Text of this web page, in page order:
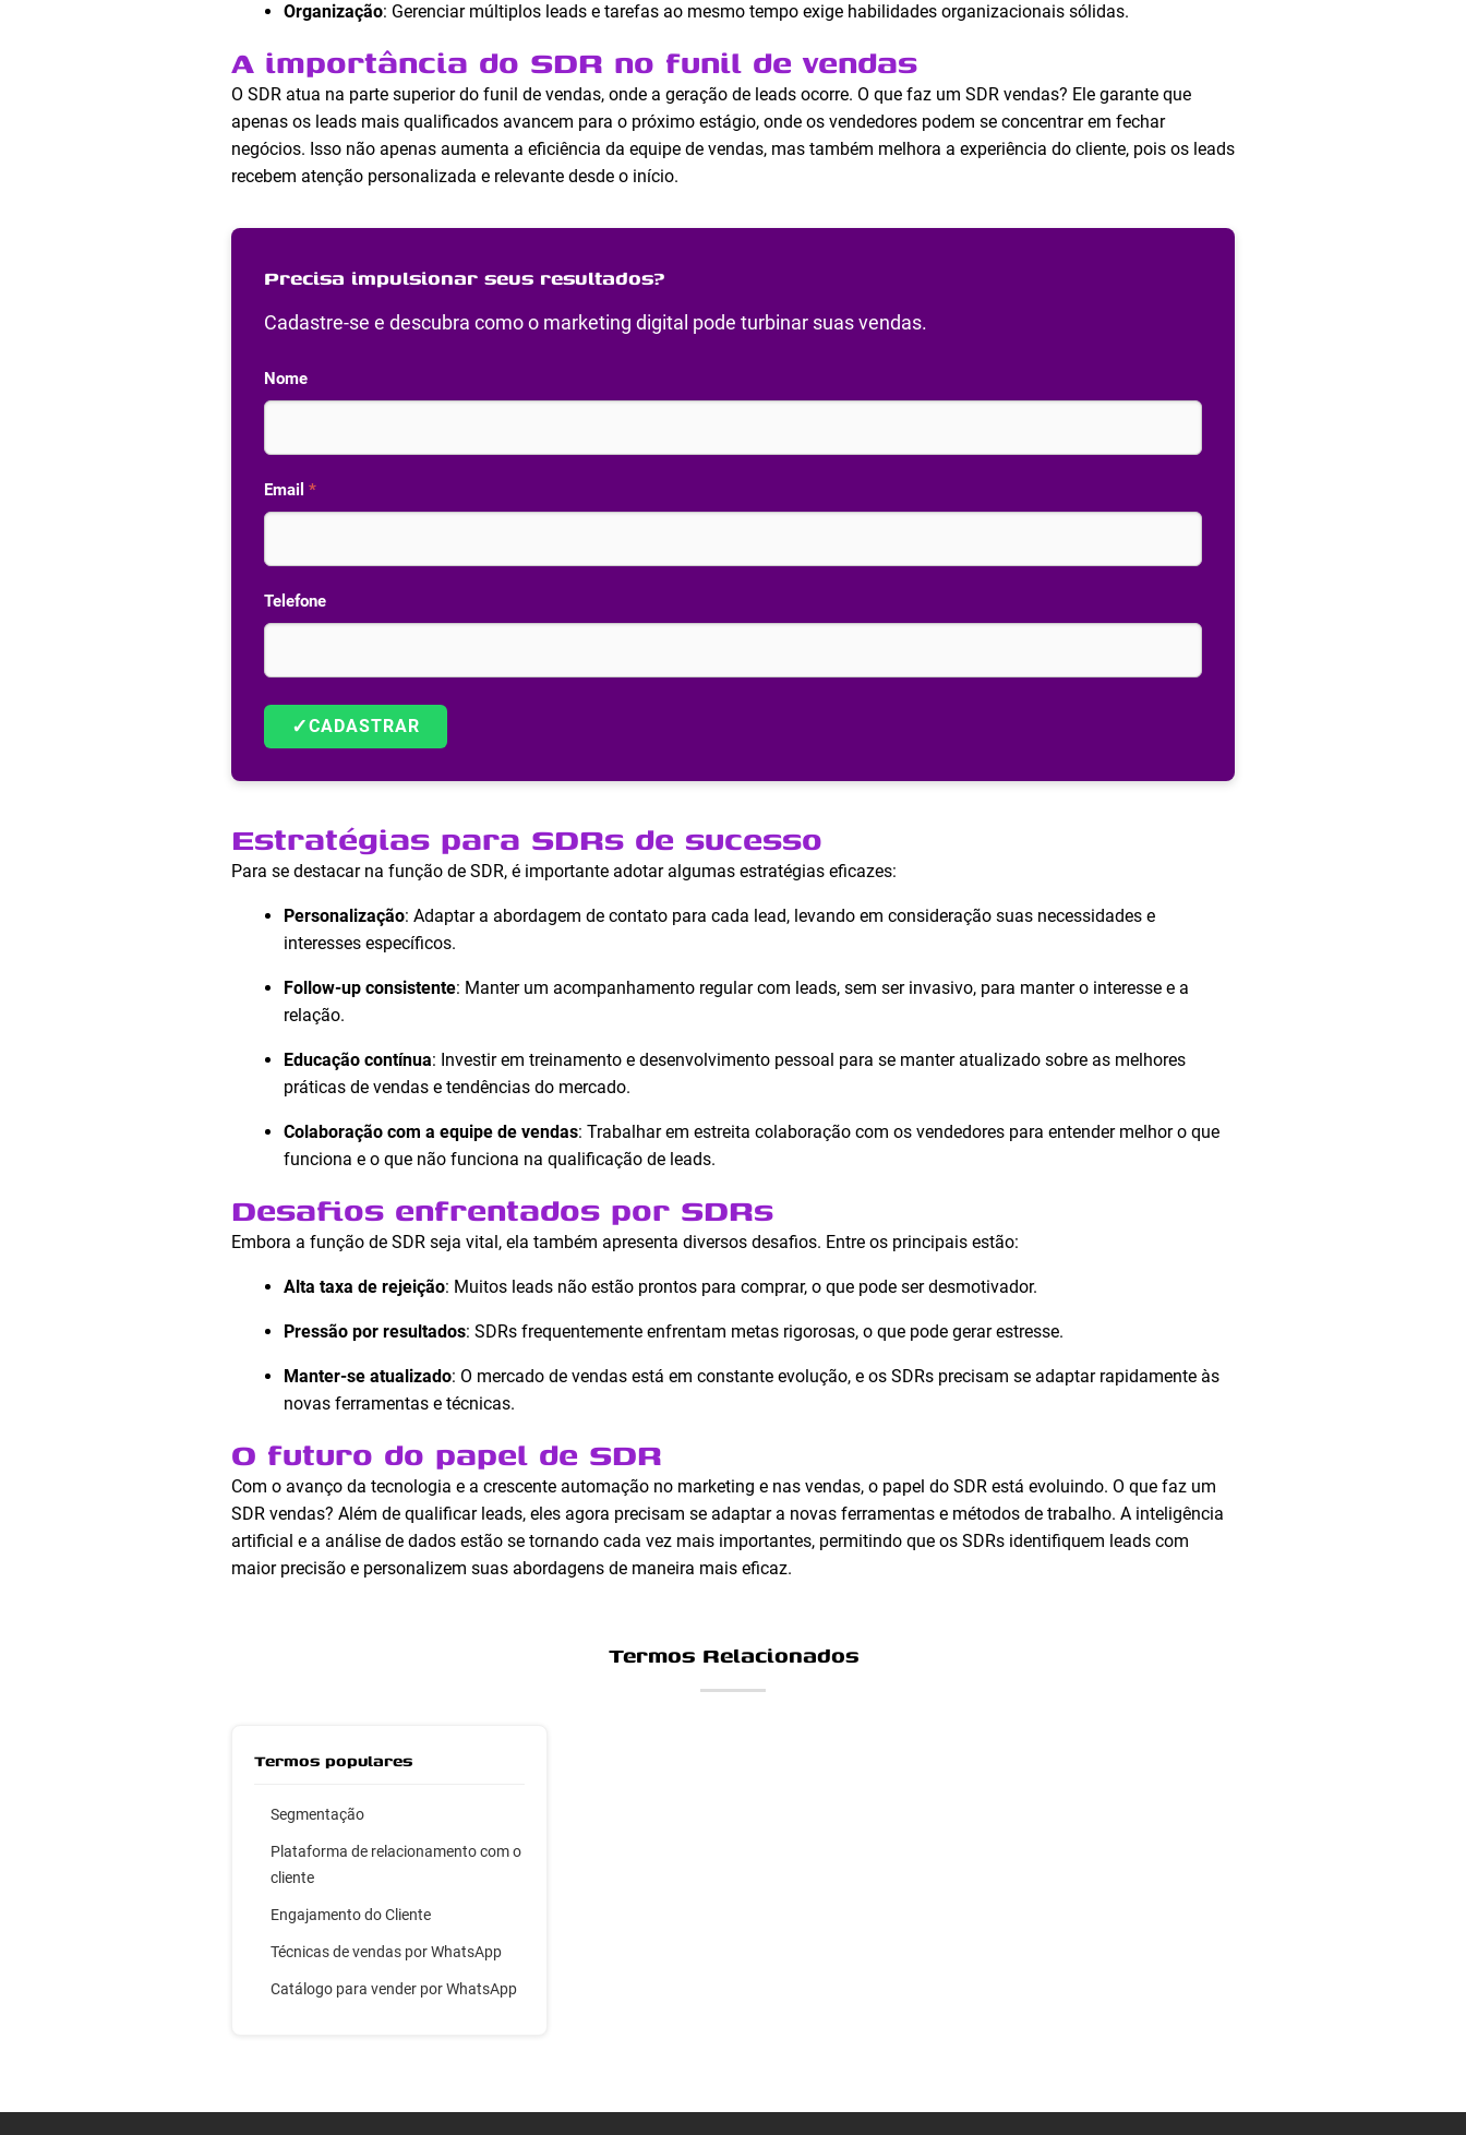
Organização: Gerenciar múltiplos leads e tarefas ao mesmo tempo exige habilidades organizacionais sólidas.
A importância do SDR no funil de vendas
O SDR atua na parte superior do funil de vendas, onde a geração de leads ocorre. O que faz um SDR vendas? Ele garante que
apenas os leads mais qualificados avancem para o próximo estágio, onde os vendedores podem se concentrar em fechar
negócios. Isso não apenas aumenta a eficiência da equipe de vendas, mas também melhora a experiência do cliente, pois os leads
recebem atenção personalizada e relevante desde o início.
Precisa impulsionar seus resultados?
Cadastre-se e descubra como o marketing digital pode turbinar suas vendas.
Nome
Email *
Telefone
✓CADASTRAR
Estratégias para SDRs de sucesso
Para se destacar na função de SDR, é importante adotar algumas estratégias eficazes:
Personalização: Adaptar a abordagem de contato para cada lead, levando em consideração suas necessidades e
interesses específicos.
Follow-up consistente: Manter um acompanhamento regular com leads, sem ser invasivo, para manter o interesse e a
relação.
Educação contínua: Investir em treinamento e desenvolvimento pessoal para se manter atualizado sobre as melhores
práticas de vendas e tendências do mercado.
Colaboração com a equipe de vendas: Trabalhar em estreita colaboração com os vendedores para entender melhor o que
funciona e o que não funciona na qualificação de leads.
Desafios enfrentados por SDRs
Embora a função de SDR seja vital, ela também apresenta diversos desafios. Entre os principais estão:
Alta taxa de rejeição: Muitos leads não estão prontos para comprar, o que pode ser desmotivador.
Pressão por resultados: SDRs frequentemente enfrentam metas rigorosas, o que pode gerar estresse.
Manter-se atualizado: O mercado de vendas está em constante evolução, e os SDRs precisam se adaptar rapidamente às
novas ferramentas e técnicas.
O futuro do papel de SDR
Com o avanço da tecnologia e a crescente automação no marketing e nas vendas, o papel do SDR está evoluindo. O que faz um
SDR vendas? Além de qualificar leads, eles agora precisam se adaptar a novas ferramentas e métodos de trabalho. A inteligência
artificial e a análise de dados estão se tornando cada vez mais importantes, permitindo que os SDRs identifiquem leads com
maior precisão e personalizem suas abordagens de maneira mais eficaz.
Termos Relacionados
Termos populares
Segmentação
Plataforma de relacionamento com o
cliente
Engajamento do Cliente
Técnicas de vendas por WhatsApp
Catálogo para vender por WhatsApp